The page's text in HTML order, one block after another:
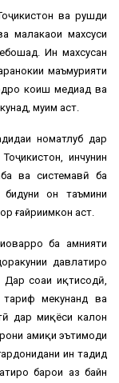
ва рушди
малакаҳои махсуси
Ин махсусан
маъмурияти
коҳиш медиҳад ва
муҳим аст.
номатлуб дар
инчунин
ва системавӣ ба
он таъмини
ғайриимкон аст.
ба амнияти
давлатиро
соҳаи иқтисодӣ,
мекунанд ва
дар миқёси калон
амиқи эътимоди
ин таҳдид
барои аз байн